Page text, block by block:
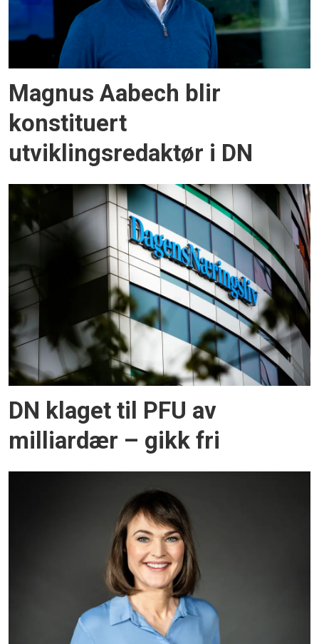
Magnus Aabech blir
konstituert
utviklingsredaktør i DN
DN klaget til PFU av
milliardær – gikk fri